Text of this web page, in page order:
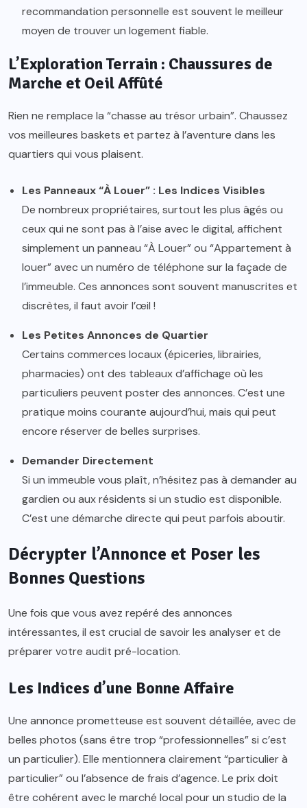
recommandation personnelle est souvent le meilleur
moyen de trouver un logement fiable.
L’Exploration Terrain : Chaussures de
Marche et Oeil Affûté
Rien ne remplace la “chasse au trésor urbain”. Chaussez
vos meilleures baskets et partez à l’aventure dans les
quartiers qui vous plaisent.
Les Panneaux “À Louer” : Les Indices Visibles
De nombreux propriétaires, surtout les plus âgés ou
ceux qui ne sont pas à l’aise avec le digital, affichent
simplement un panneau “À Louer” ou “Appartement à
louer” avec un numéro de téléphone sur la façade de
l’immeuble. Ces annonces sont souvent manuscrites et
discrètes, il faut avoir l’œil !
Les Petites Annonces de Quartier
Certains commerces locaux (épiceries, librairies,
pharmacies) ont des tableaux d’affichage où les
particuliers peuvent poster des annonces. C’est une
pratique moins courante aujourd’hui, mais qui peut
encore réserver de belles surprises.
Demander Directement
Si un immeuble vous plaît, n’hésitez pas à demander au
gardien ou aux résidents si un studio est disponible.
C’est une démarche directe qui peut parfois aboutir.
Décrypter l’Annonce et Poser les
Bonnes Questions
Une fois que vous avez repéré des annonces
intéressantes, il est crucial de savoir les analyser et de
préparer votre audit pré-location.
Les Indices d’une Bonne Affaire
Une annonce prometteuse est souvent détaillée, avec de
belles photos (sans être trop “professionnelles” si c’est
un particulier). Elle mentionnera clairement “particulier à
particulier” ou l’absence de frais d’agence. Le prix doit
être cohérent avec le marché local pour un studio de la